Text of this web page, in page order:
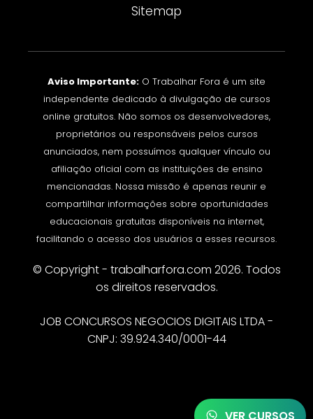
Sitemap
Aviso Importante: O Trabalhar Fora é um site
independente dedicado à divulgação de cursos
online gratuitos. Não somos os desenvolvedores,
proprietários ou responsáveis pelos cursos
anunciados, nem possuímos qualquer vínculo ou
afiliação oficial com as instituições de ensino
mencionadas. Nossa missão é apenas reunir e
compartilhar informações sobre oportunidades
educacionais gratuitas disponíveis na internet,
facilitando o acesso dos usuários a esses recursos.
© Copyright - trabalharfora.com 2026. Todos
os direitos reservados.
JOB CONCURSOS NEGOCIOS DIGITAIS LTDA -
CNPJ: 39.924.340/0001-44
VER CURSOS